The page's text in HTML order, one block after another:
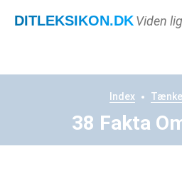
DITLEKSIKON.DKViden
Index
38 Fakta